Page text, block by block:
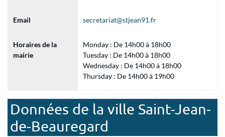
Email secretariat@stjean91.fr
Horaires de la
mairie
Monday : De 14h00 à 18h00
Tuesday : De 14h00 à 18h00
Wednesday : De 14h00 à 18h00
Thursday : De 14h00 à 19h00
Données de la ville Saint-Jean-
de-Beauregard